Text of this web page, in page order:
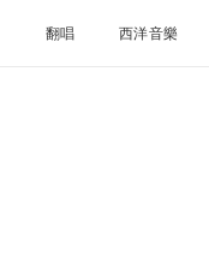
翻唱 西洋音樂